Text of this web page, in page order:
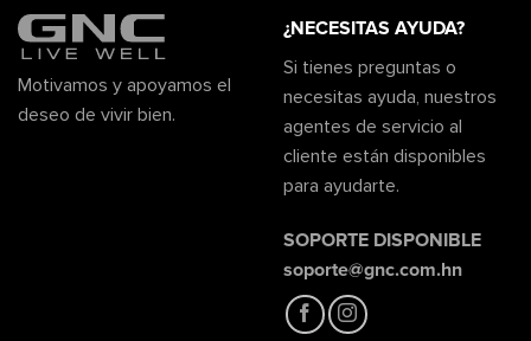
Motivamos y apoyamos el
deseo de vivir bien.
¿NECESITAS AYUDA?
Si tienes preguntas o
necesitas ayuda, nuestros
agentes de servicio al
cliente están disponibles
para ayudarte.
SOPORTE DISPONIBLE
soporte@gnc.com.hn